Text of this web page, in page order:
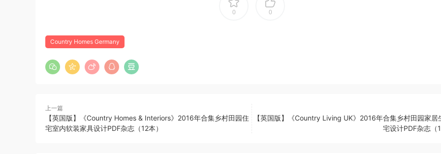
0 0
Country Homes Germany
上一篇
【英国版】《Country Homes & Interiors》2016年合集乡村田园住
宅室内软装家具设计PDF杂志（12本）
【英国版】《Country Living UK》2016年合集乡村田园家居
宅设计PDF杂志（